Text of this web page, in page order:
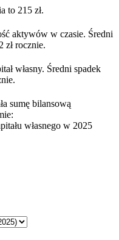
to 215 zł.
aktywów w czasie. Średni
zł rocznie.
własny. Średni spadek
sumę bilansową
własnego w 2025